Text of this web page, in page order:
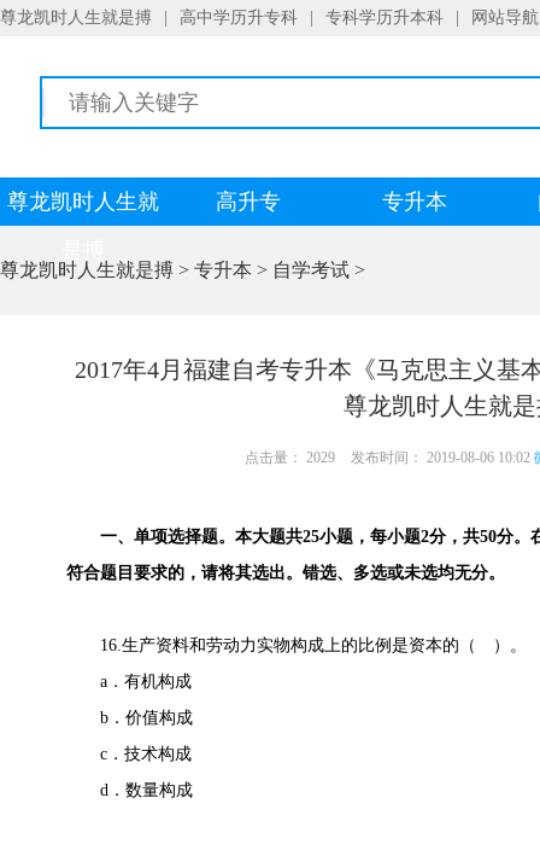
尊龙凯时人生就是搏 高中学历升专科 专科学历升本科 网站导航
尊龙凯时人生就
高升专 专升本
尊龙凯时人生就是搏 > 专升本 > 自学考试 >
2017年4月福建自考专升本《马克思主义基
尊龙凯时人生就
点击量： 2029 发布时间： 2019-08-06 10:02
一、单项选择题。本大题共25小题，每小题2分，共50分。
符合题目要求的，请将其选出。错选、多选或未选均无分。
16.生产资料和劳动力实物构成上的比例是资本的（ ）。
a．有机构成
b．价值构成
c．技术构成
d．数量构成